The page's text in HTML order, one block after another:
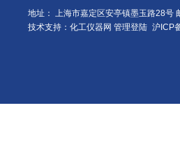
地址： 上海市嘉定区安亭镇墨玉路28号
技术支持：化工仪器网 管理登陆 沪ICP